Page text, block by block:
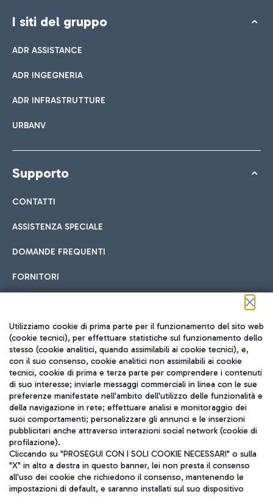
I siti del gruppo
ADR ASSISTANCE
ADR INGEGNERIA
ADR INFRASTRUTTURE
URBANV
Supporto
CONTATTI
ASSISTENZA SPECIALE
DOMANDE FREQUENTI
FORNITORI
Seguici sui social
TRAVEL JOURNAL
ITA
Utilizziamo cookie di prima parte per il funzionamento del sito web
(cookie tecnici), per effettuare statistiche sul funzionamento dello
stesso (cookie analitici, quando assimilabili ai cookie tecnici), e,
con il suo consenso, cookie analitici non assimilabili ai cookie
tecnici, cookie di prima e terza parte per comprendere i contenuti
di suo interesse; inviarle messaggi commerciali in linea con le sue
preferenze manifestate nell'ambito dell'utilizzo delle funzionalità e
della navigazione in rete; effettuare analisi e monitoraggio dei
suoi comportamenti; personalizzare gli annunci e le inserzioni
pubblicitari anche attraverso interazioni social network (cookie di
profilazione).
Cliccando su "PROSEGUI CON I SOLI COOKIE NECESSARI" o sulla
"X" in alto a destra in questo banner, lei non presta il consenso
all'uso dei cookie che richiedono il consenso, mantenendo le
impostazioni di default, e saranno installati sul suo dispositivo